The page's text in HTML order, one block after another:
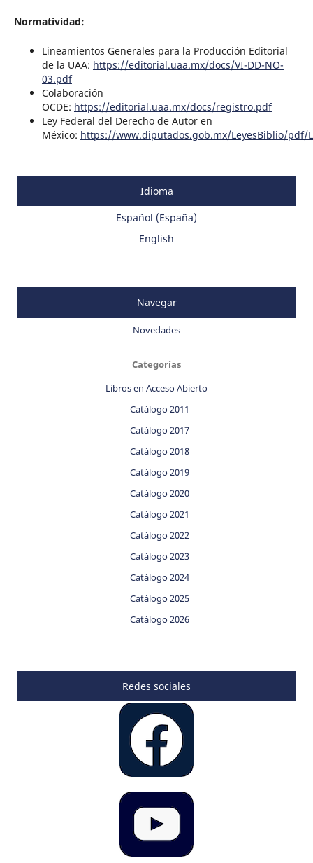
Normatividad:
Lineamientos Generales para la Producción Editorial
de la UAA: https://editorial.uaa.mx/docs/VI-DD-NO-
03.pdf
Colaboración
OCDE: https://editorial.uaa.mx/docs/registro.pdf
Ley Federal del Derecho de Autor en
México: https://www.diputados.gob.mx/LeyesBiblio/pdf/
Idioma
Español (España)
English
Navegar
Novedades
Categorías
Libros en Acceso Abierto
Catálogo 2011
Catálogo 2017
Catálogo 2018
Catálogo 2019
Catálogo 2020
Catálogo 2021
Catálogo 2022
Catálogo 2023
Catálogo 2024
Catálogo 2025
Catálogo 2026
Redes sociales